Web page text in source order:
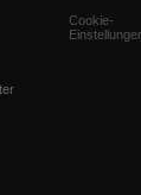
Cookie-